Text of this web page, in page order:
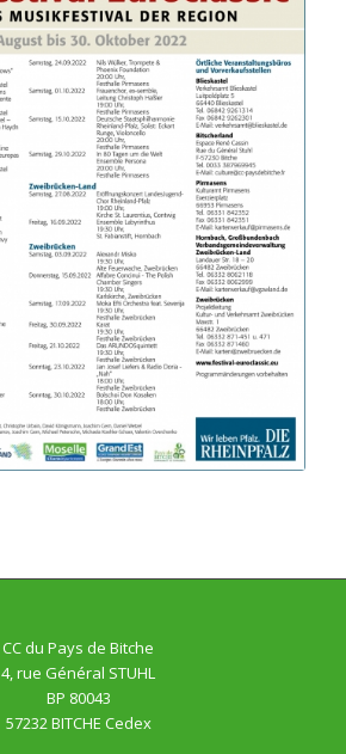
CC du Pays de Bitche
4, rue Général STUHL
BP 80043
57232 BITCHE Cedex